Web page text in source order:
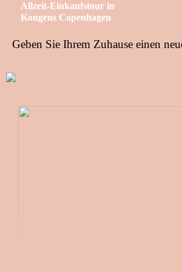
Allzeit-Einkaufstour in
Kongens Copenhagen
Geben Sie Ihrem Zuhause einen